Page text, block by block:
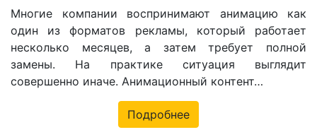
Многие компании воспринимают анимацию как
один из форматов рекламы, который работает
несколько месяцев, а затем требует полной
замены. На практике ситуация выглядит
совершенно иначе. Анимационный контент…
Подробнее